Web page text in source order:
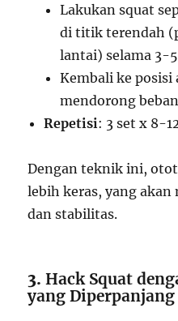
Lakukan squat
di titik terendah
lantai) selama 3-
Kembali ke posisi
mendorong
Repetisi: 3 set x 8-
Dengan teknik ini,
lebih keras, yang
dan stabilitas.
3.Hack Squat
yang Diperpanjang